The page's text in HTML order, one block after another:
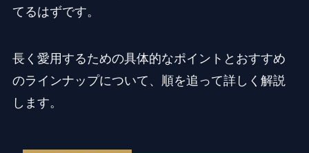
てるはずです。
長く愛用するための具体的なポイントとおすすめ
のラインナップについて、順を追って詳しく解説
します。